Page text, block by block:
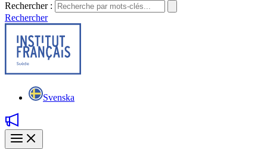
Rechercher :
Rechercher
Svenska